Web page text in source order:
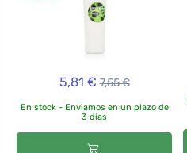
5,81 € 7,55 €
En stock - Enviamos en un plazo de
3 días